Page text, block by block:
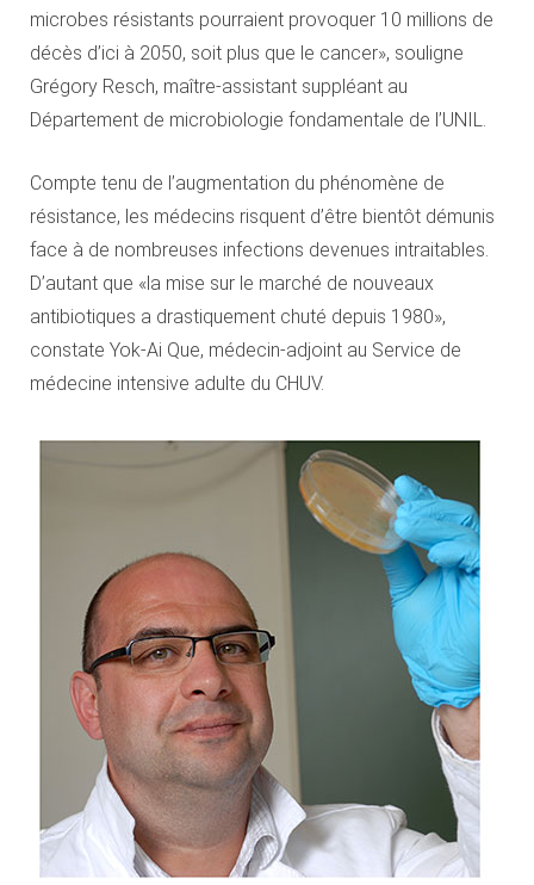
microbes résistants pourraient provoquer 10 millions de
décès d’ici à 2050, soit plus que le cancer», souligne
Grégory Resch, maître-assistant suppléant au
Département de microbiologie fondamentale de l’UNIL.
Compte tenu de l’augmentation du phénomène de
résistance, les médecins risquent d’être bientôt démunis
face à de nombreuses infections devenues intraitables.
D’autant que «la mise sur le marché de nouveaux
antibiotiques a drastiquement chuté depuis 1980»,
constate Yok-Ai Que, médecin-adjoint au Service de
médecine intensive adulte du CHUV.